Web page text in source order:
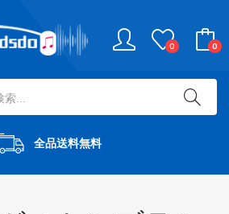
0 0
全品送料無料